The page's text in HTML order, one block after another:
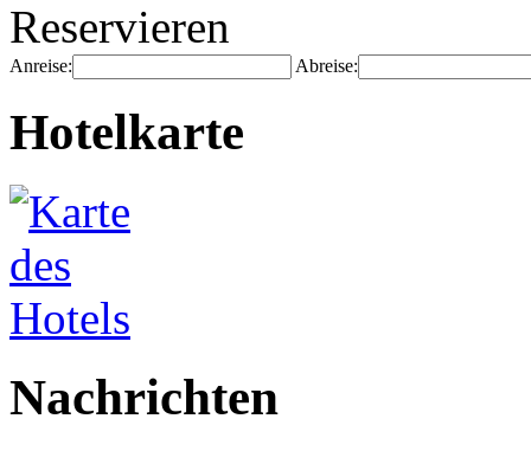
Reservieren
Anreise: Abreise:
Hotelkarte
Nachrichten